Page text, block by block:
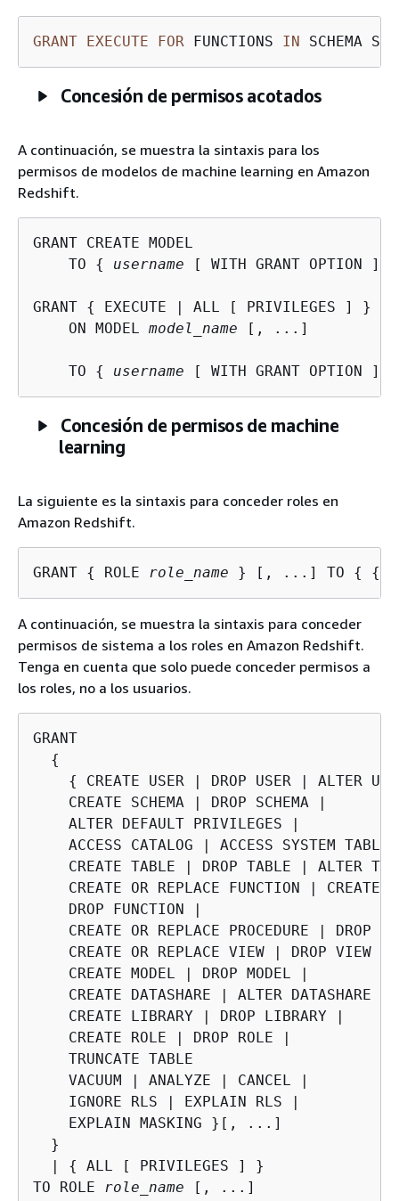
GRANT EXECUTE FOR FUNCTIONS IN SCHEMA
Concesión de permisos acotados
A continuación, se muestra la sintaxis para los
permisos de modelos de machine learning en Amazon
Redshift.
GRANT CREATE MODEL
    TO
{ username [ WITH GRANT OPTION ]
GRANT {
EXECUTE | ALL [ PRIVILEGES ] }
    ON MODEL
model_name [, ...]
    TO
{ username [ WITH GRANT OPTION ]
Concesión de permisos de machine
learning
La siguiente es la sintaxis para conceder roles en
Amazon Redshift.
GRANT { ROLE role_name } [, ...] TO { {
A continuación, se muestra la sintaxis para conceder
permisos de sistema a los roles en Amazon Redshift.
Tenga en cuenta que solo puede conceder permisos a
los roles, no a los usuarios.
GRANT
{
{
CREATE USER | DROP USER | ALTER
    CREATE SCHEMA | DROP SCHEMA |
    ALTER DEFAULT PRIVILEGES |
    ACCESS CATALOG | ACCESS SYSTEM TABLE
CREATE TABLE | DROP TABLE | ALTER
CREATE OR REPLACE FUNCTION | CREATE
    DROP FUNCTION |
CREATE OR REPLACE PROCEDURE | DROP
    CREATE OR REPLACE VIEW | DROP VIEW |
    CREATE MODEL | DROP MODEL |
CREATE DATASHARE | ALTER DATASHARE |
    CREATE LIBRARY | DROP LIBRARY |
    CREATE ROLE | DROP ROLE |
    TRUNCATE TABLE
    VACUUM | ANALYZE | CANCEL |
    IGNORE RLS | EXPLAIN RLS |
    EXPLAIN MASKING }[, ...]
  }
  |
{
ALL [ PRIVILEGES ] }
TO ROLE
role_name [, ...]